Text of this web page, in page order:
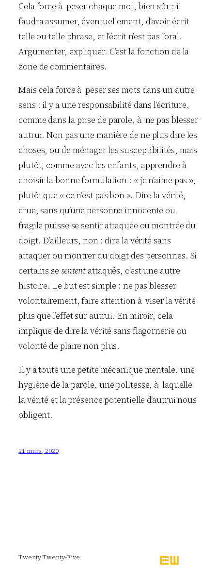
Cela force à peser chaque mot, bien sûr : il
faudra assumer, éventuellement, d’avoir écrit
telle ou telle phrase, et l’écrit n’est pas l’oral.
Argumenter, expliquer. C’est la fonction de la
zone de commentaires.
Mais cela force à peser ses mots dans un autre
sens : il y a une responsabilité dans l’écriture,
comme dans la prise de parole, à ne pas blesser
autrui. Non pas une manière de ne plus dire les
choses, ou de ménager les susceptibilités, mais
plutôt, comme avec les enfants, apprendre à
choisir la bonne formulation : « je n’aime pas »,
plutôt que « ce n’est pas bon ». Dire la vérité,
crue, sans qu’une personne innocente ou
fragile puisse se sentir attaquée ou montrée du
doigt. D’ailleurs, non : dire la vérité sans
attaquer ou montrer du doigt des personnes. Si
certains se sentent attaqués, c’est une autre
histoire. Le but est simple : ne pas blesser
volontairement, faire attention à viser la vérité
plus que l’effet sur autrui. En miroir, cela
implique de dire la vérité sans flagornerie ou
volonté de plaire non plus.
Il y a toute une petite mécanique mentale, une
hygiène de la parole, une politesse, à laquelle
la vérité et la présence potentielle d’autrui nous
obligent.
21 mars, 2020
Twenty Twenty-Five